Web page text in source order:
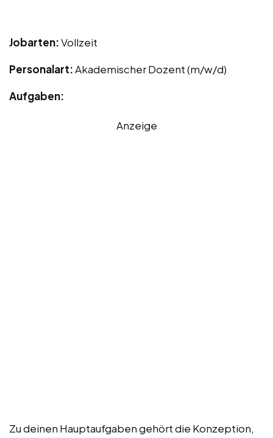
Jobarten:Vollzeit
Personalart:Akademischer Dozent (m/w/d)
Aufgaben:
Anzeige
Zu deinen Hauptaufgaben gehört die Konzeption,